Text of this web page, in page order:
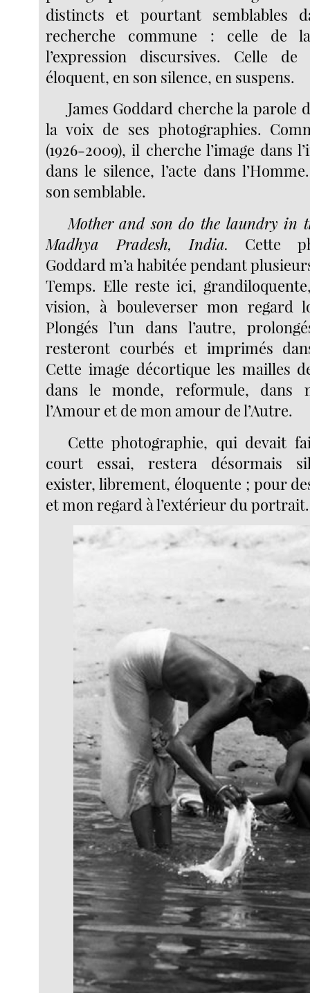
distincts et pourtant semblables
recherche commune : celle de
l’expression discursives. Celle de
éloquent, en son silence, en suspens.
James Goddard cherche la parole
la voix de ses photographies.
(1926-2009), il cherche l’image dans
dans le silence, l’acte dans
son semblable.
Mother and son do the laundry in
Madhya Pradesh, India. Cette
Goddard m’a habitée pendant
Temps. Elle reste ici,
vision, à bouleverser mon regard
Plongés l’un dans l’autre,
resteront courbés et imprimés
Cette image décortique les mailles
dans le monde, reformule, dans
l’Amour et de mon amour de l’Autre.
Cette photographie, qui devait
court essai, restera désormais
exister, librement, éloquente ; pour
et mon regard à l’extérieur du portrait.